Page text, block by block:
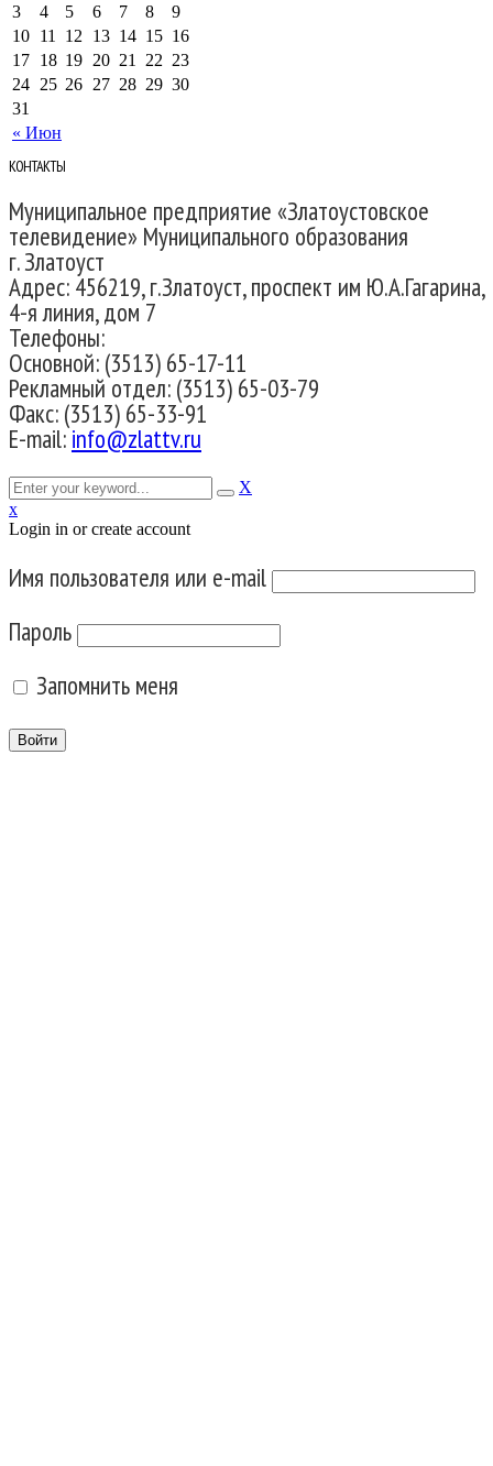
« Июн
3
4 5 6 7 8
9
10 11 12 13 14 15 16
17 18 19 20 21 22 23
24 25 26 27 28 29 30
31
КОНТАКТЫ
Муниципальное предприятие «Златоустовское
телевидение» Муниципального образования
г. Златоуст
Адрес: 456219, г.Златоуст, проспект им Ю.А.Гагарина,
4-я линия, дом 7
Телефоны:
Основной: (3513) 65-17-11
Рекламный отдел: (3513) 65-03-79
Факс: (3513) 65-33-91
E-mail:info@zlattv.ru
X
x
Login in or create account
Имя пользователя или e-mail
Пароль
Запомнить меня